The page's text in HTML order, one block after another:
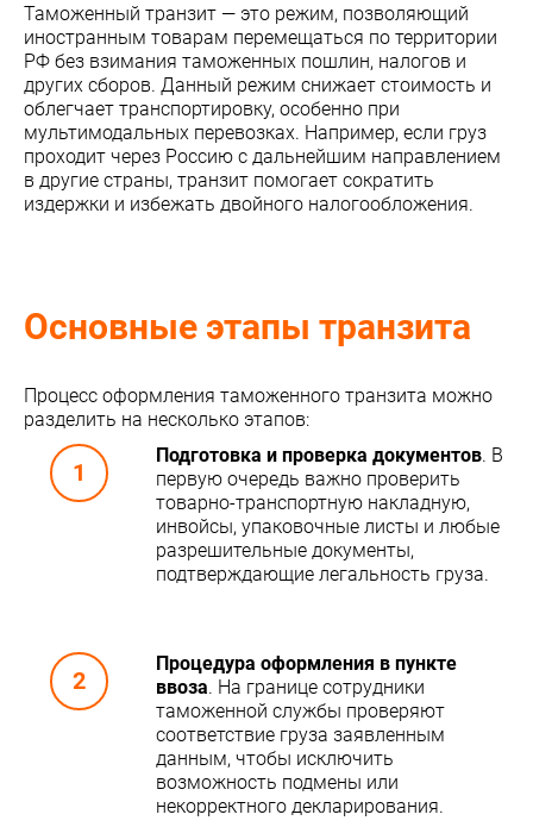
Таможенный транзит — это режим, позволяющий
иностранным товарам перемещаться по территории
РФ без взимания таможенных пошлин, налогов и
других сборов. Данный режим снижает стоимость и
облегчает транспортировку, особенно при
мультимодальных перевозках. Например, если груз
проходит через Россию с дальнейшим направлением
в другие страны, транзит помогает сократить
издержки и избежать двойного налогообложения.
Основные этапы транзита
Процесс оформления таможенного транзита можно
разделить на несколько этапов:
Подготовка и проверка документов. В
первую очередь важно проверить
товарно-транспортную накладную,
инвойсы, упаковочные листы и любые
разрешительные документы,
подтверждающие легальность груза.
Процедура оформления в пункте
ввоза. На границе сотрудники
таможенной службы проверяют
соответствие груза заявленным
данным, чтобы исключить
возможность подмены или
некорректного декларирования.